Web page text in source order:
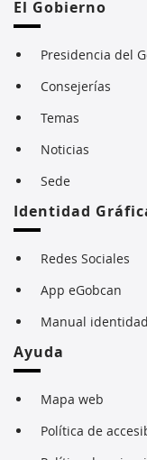
El Gobierno
Presidencia del
Consejerías
Temas
Noticias
Sede
Identidad
Redes Sociales
App eGobcan
Manual
Ayuda
Mapa web
Política de